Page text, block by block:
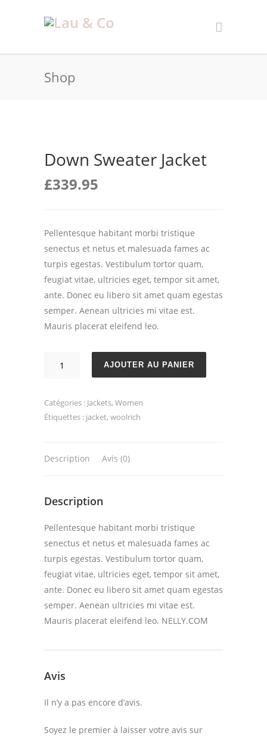
Shop
Down Sweater Jacket
£339.95
Pellentesque habitant morbi tristique
senectus et netus et malesuada fames ac
turpis egestas. Vestibulum tortor quam,
feugiat vitae, ultricies eget, tempor sit amet,
ante. Donec eu libero sit amet quam egestas
semper. Aenean ultricies mi vitae est.
Mauris placerat eleifend leo.
Sweater
Jacket
AJOUTER AU PANIER
Catégories : Jackets, Women
Étiquettes : jacket, woolrich
Description Avis (0)
Description
Pellentesque habitant morbi tristique
senectus et netus et malesuada fames ac
turpis egestas. Vestibulum tortor quam,
feugiat vitae, ultricies eget, tempor sit amet,
ante. Donec eu libero sit amet quam egestas
semper. Aenean ultricies mi vitae est.
Mauris placerat eleifend leo. NELLY.COM
Avis
Il n’y a pas encore d’avis.
Soyez le premier à laisser votre avis sur